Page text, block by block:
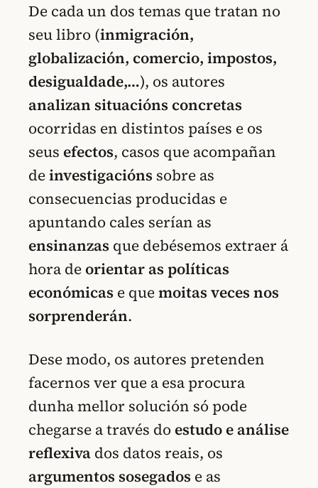
De cada un dos temas que tratan no
seu libro (inmigración,
globalización, comercio, impostos,
desigualdade,…), os autores
analizan situacións concretas
ocorridas en distintos países e os
seus efectos, casos que acompañan
deinvestigacións sobre as
consecuencias producidas e
apuntando cales serían as
ensinanzas que debésemos extraer á
hora deorientar as políticas
económicas e quemoitas veces nos
sorprenderán.
Dese modo, os autores pretenden
facernos ver que a esa procura
dunha mellor solución só pode
chegarse a través do estudo e análise
reflexiva dos datos reais, os
argumentos sosegados e as